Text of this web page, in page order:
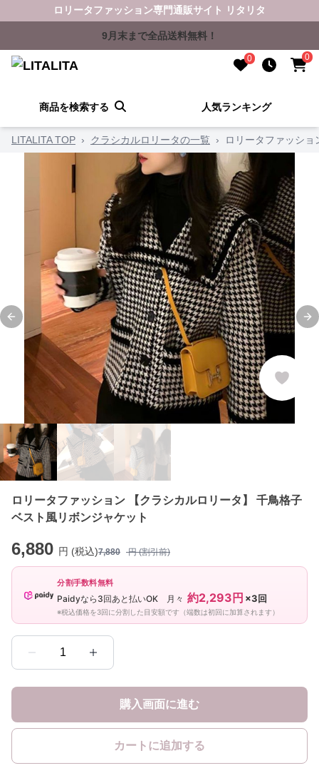
ロリータファッション専門通販サイト リタリタ
9月末まで全品送料無料！
0 0
商品を検索する 人気ランキング
LITALITA TOP › クラシカルロリータの一覧 › ロリータファッシ
Previous slide
ロリータファッション 【クラシカルロリータ】 千鳥格子
ベスト風リボンジャケット
6,880 円 (税込)7,880 円 (割引前)
分割手数料無料
Paidyなら3回あと払いOK 月々 約2,293円 ×3回
※税込価格を3回に分割した目安額です（端数は初回に加算されます）
1
購入画面に進む
カートに追加する